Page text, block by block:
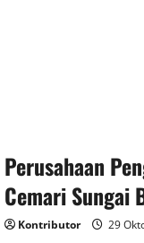
Perusahaan
Cemari Sungai
Kontributor 29